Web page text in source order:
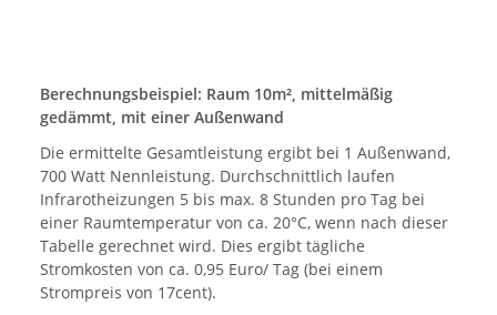
Berechnungsbeispiel: Raum 10m², mittelmäßig
gedämmt, mit einer Außenwand
Die ermittelte Gesamtleistung ergibt bei 1 Außenwand,
700 Watt Nennleistung. Durchschnittlich laufen
Infrarotheizungen 5 bis max. 8 Stunden pro Tag bei
einer Raumtemperatur von ca. 20°C, wenn nach dieser
Tabelle gerechnet wird. Dies ergibt tägliche
Stromkosten von ca. 0,95 Euro/ Tag (bei einem
Strompreis von 17cent).